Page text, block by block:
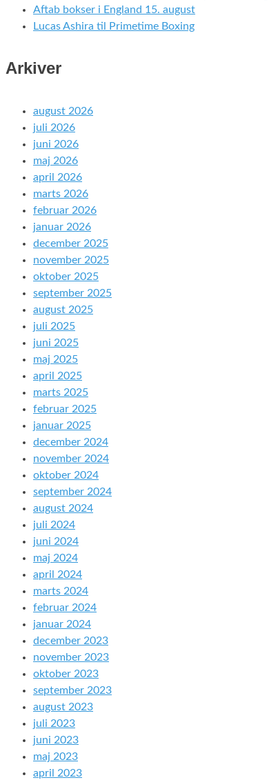
Aftab bokser i England 15. august
Lucas Ashira til Primetime Boxing
Arkiver
august 2026
juli 2026
juni 2026
maj 2026
april 2026
marts 2026
februar 2026
januar 2026
december 2025
november 2025
oktober 2025
september 2025
august 2025
juli 2025
juni 2025
maj 2025
april 2025
marts 2025
februar 2025
januar 2025
december 2024
november 2024
oktober 2024
september 2024
august 2024
juli 2024
juni 2024
maj 2024
april 2024
marts 2024
februar 2024
januar 2024
december 2023
november 2023
oktober 2023
september 2023
august 2023
juli 2023
juni 2023
maj 2023
april 2023